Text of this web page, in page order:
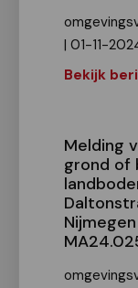
| 01-11-
Bekijk
Melding
grond of